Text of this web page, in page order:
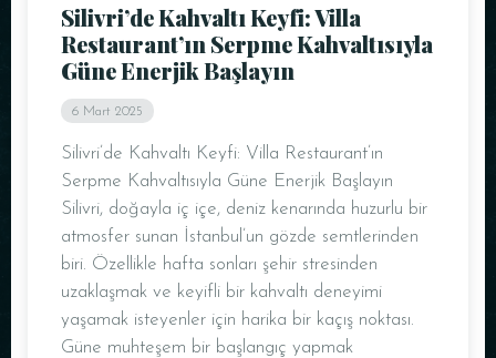
Silivri’de Kahvaltı Keyfi: Villa
Restaurant’ın Serpme Kahvaltısıyla
Güne Enerjik Başlayın
6 Mart 2025
Silivri’de Kahvaltı Keyfi: Villa Restaurant’ın
Serpme Kahvaltısıyla Güne Enerjik Başlayın
Silivri, doğayla iç içe, deniz kenarında huzurlu bir
atmosfer sunan İstanbul’un gözde semtlerinden
biri. Özellikle hafta sonları şehir stresinden
uzaklaşmak ve keyifli bir kahvaltı deneyimi
yaşamak isteyenler için harika bir kaçış noktası.
Güne muhteşem bir başlangıç yapmak